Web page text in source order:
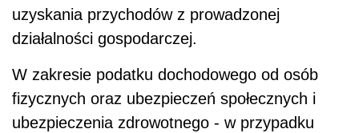
uzyskania przychodów z prowadzonej
działalności gospodarczej.
W zakresie podatku dochodowego od osób
fizycznych oraz ubezpieczeń społecznych i
ubezpieczenia zdrowotnego - w przypadku